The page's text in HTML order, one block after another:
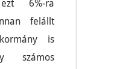
6%-ra
felállt
is
számos